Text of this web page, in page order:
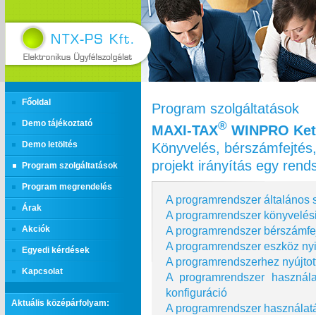
Főoldal
Demo tájékoztató
Demo letöltés
Program szolgáltatások
Program megrendelés
Árak
Akciók
Egyedi kérdések
Kapcsolat
Program szolgáltatások
MAXI‑TAX® WINPRO
Könyvelés,
projekt irányítás egy
A programrendszer általános
A programrendszer
A programrendszer
A programrendszer eszköz
A programrendszerhez
A programrendszer
konfiguráció
A programrendszer
Aktuális középárfolyam: